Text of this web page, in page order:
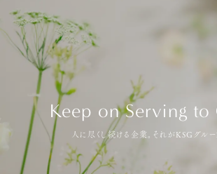
Keep on Serving to
人に尽くし続ける企業。それがKSGグルー